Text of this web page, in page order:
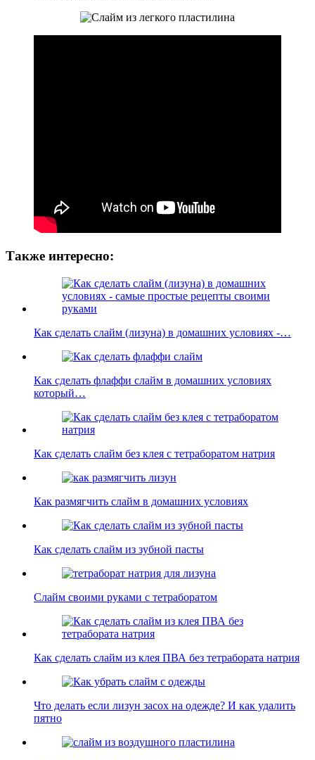
Также интересно:
Как сделать слайм (лизуна) в домашних условиях -…
Как сделать флаффи слайм в домашних условиях
который…
Как сделать слайм без клея с тетраборатом натрия
Как размягчить слайм в домашних условиях
Как сделать слайм из зубной пасты
Слайм своими руками с тетраборатом
Как сделать слайм из клея ПВА без тетрабората натрия
Что делать если лизун засох на одежде? И как удалить
пятно